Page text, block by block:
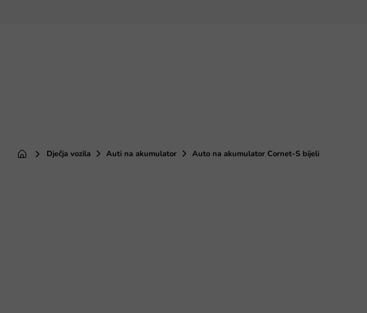
PočetnaDječja vozila Auti na akumulator Auto na akumulator Cornet-S bijeli